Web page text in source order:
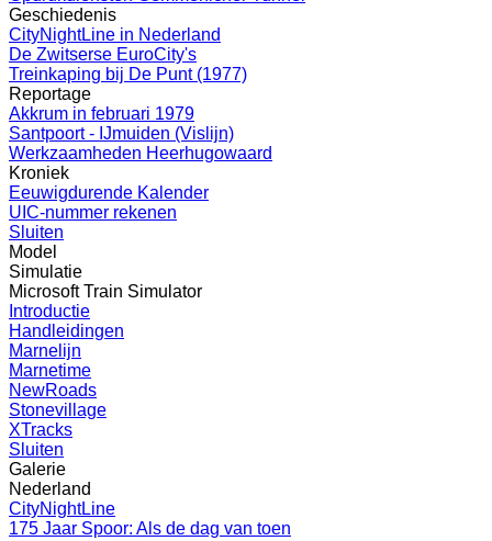
Geschiedenis
CityNightLine in Nederland
De Zwitserse EuroCity's
Treinkaping bij De Punt (1977)
Reportage
Akkrum in februari 1979
Santpoort - IJmuiden (Vislijn)
Werkzaamheden Heerhugowaard
Kroniek
Eeuwigdurende Kalender
UIC-nummer rekenen
Sluiten
Model
Simulatie
Microsoft Train Simulator
Introductie
Handleidingen
Marnelijn
Marnetime
NewRoads
Stonevillage
XTracks
Sluiten
Galerie
Nederland
CityNightLine
175 Jaar Spoor: Als de dag van toen